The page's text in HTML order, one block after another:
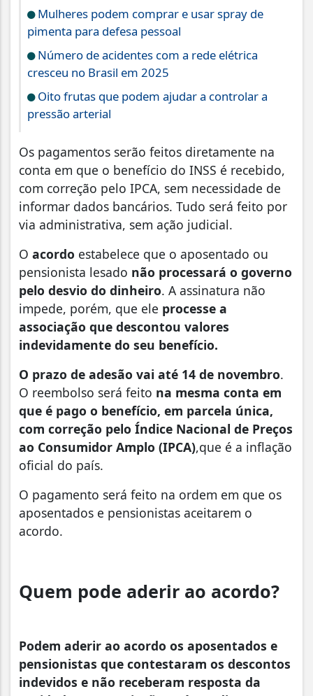
Mulheres podem comprar e usar spray de
pimenta para defesa pessoal
Número de acidentes com a rede elétrica
cresceu no Brasil em 2025
Oito frutas que podem ajudar a controlar a
pressão arterial
Os pagamentos serão feitos diretamente na
conta em que o benefício do INSS é recebido,
com correção pelo IPCA, sem necessidade de
informar dados bancários. Tudo será feito por
via administrativa, sem ação judicial.
O acordo estabelece que o aposentado ou
pensionista lesado não processará o governo
pelo desvio do dinheiro. A assinatura não
impede, porém, que ele processe a
associação que descontou valores
indevidamente do seu benefício.
O prazo de adesão vai até 14 de novembro.
O reembolso será feito na mesma conta em
que é pago o benefício, em parcela única,
com correção pelo Índice Nacional de Preços
ao Consumidor Amplo (IPCA),que é a inflação
oficial do país.
O pagamento será feito na ordem em que os
aposentados e pensionistas aceitarem o
acordo.
Quem pode aderir ao acordo?
Podem aderir ao acordo os aposentados e
pensionistas que contestaram os descontos
indevidos e não receberam resposta da